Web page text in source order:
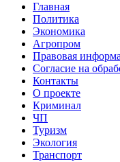
Главная
Политика
Экономика
Агропром
Правовая
Согласие на
Контакты
О проекте
Криминал
ЧП
Туризм
Экология
Транспорт